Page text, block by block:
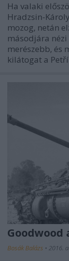
Ha valaki
Hradzsin-
mozog, netán
másodjára
merészebb, és
kilátogat a
Bosák Balázs • 2016.